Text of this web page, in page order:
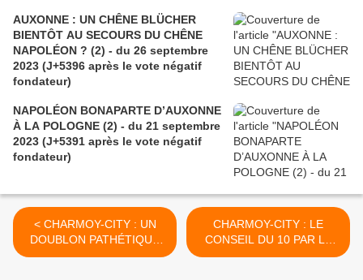
AUXONNE : UN CHÊNE BLÜCHER
BIENTÔT AU SECOURS DU CHÊNE
NAPOLÉON ? (2) - du 26 septembre
2023 (J+5396 après le vote négatif
fondateur)
NAPOLÉON BONAPARTE D’AUXONNE
À LA POLOGNE (2) - du 21 septembre
2023 (J+5391 après le vote négatif
fondateur)
< CHARMOY-CITY : UN
DOUBLON PATHÉTIQUE
DANS LE PAYSAGE
CHARMOY-CITY : LE
CONSEIL DU 10 PAR LE
PETIT BOUT DE LA